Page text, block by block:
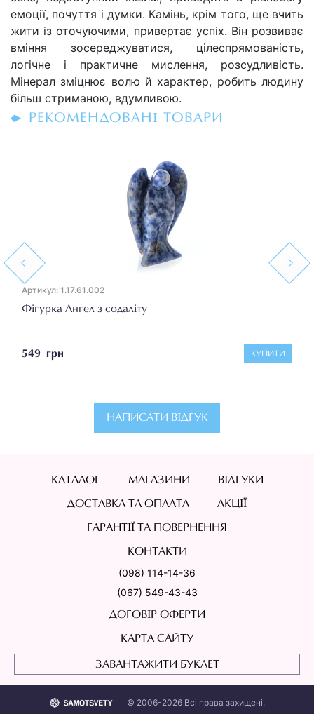
емоції, почуття і думки. Камінь, крім того, ще вчить
жити із оточуючими, привертає успіх. Він розвиває
вміння зосереджуватися, цілеспрямованість,
логічне і практичне мислення, розсудливість.
Мінерал зміцнює волю й характер, робить людину
більш стриманою, вдумливою.
РЕКОМЕНДОВАНІ ТОВАРИ
Previous
Артикул: 1.17.61.002
Фігурка Ангел з содаліту
549 грн КУПИТИ
Next
НАПИСАТИ ВІДГУК
КАТАЛОГ МАГАЗИНИ ВІДГУКИ
ДОСТАВКА ТА ОПЛАТА АКЦІЇ
ГАРАНТІЇ ТА ПОВЕРНЕННЯ
КОНТАКТИ
(098) 114-14-36
(067) 549-43-43
ДОГОВІР ОФЕРТИ
КАРТА САЙТУ
ЗАВАНТАЖИТИ БУКЛЕТ
© 2006-2026 Всі права захищені.